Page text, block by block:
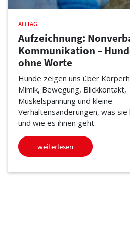
ALLTAG
Aufzeichnung:
Kommunikation –
ohne Worte
Hunde zeigen uns über
Mimik, Bewegung, Blickkontakt,
Muskelspannung und kleine
Verhaltensänderungen, was sie
und wie es ihnen geht.
weiterlesen